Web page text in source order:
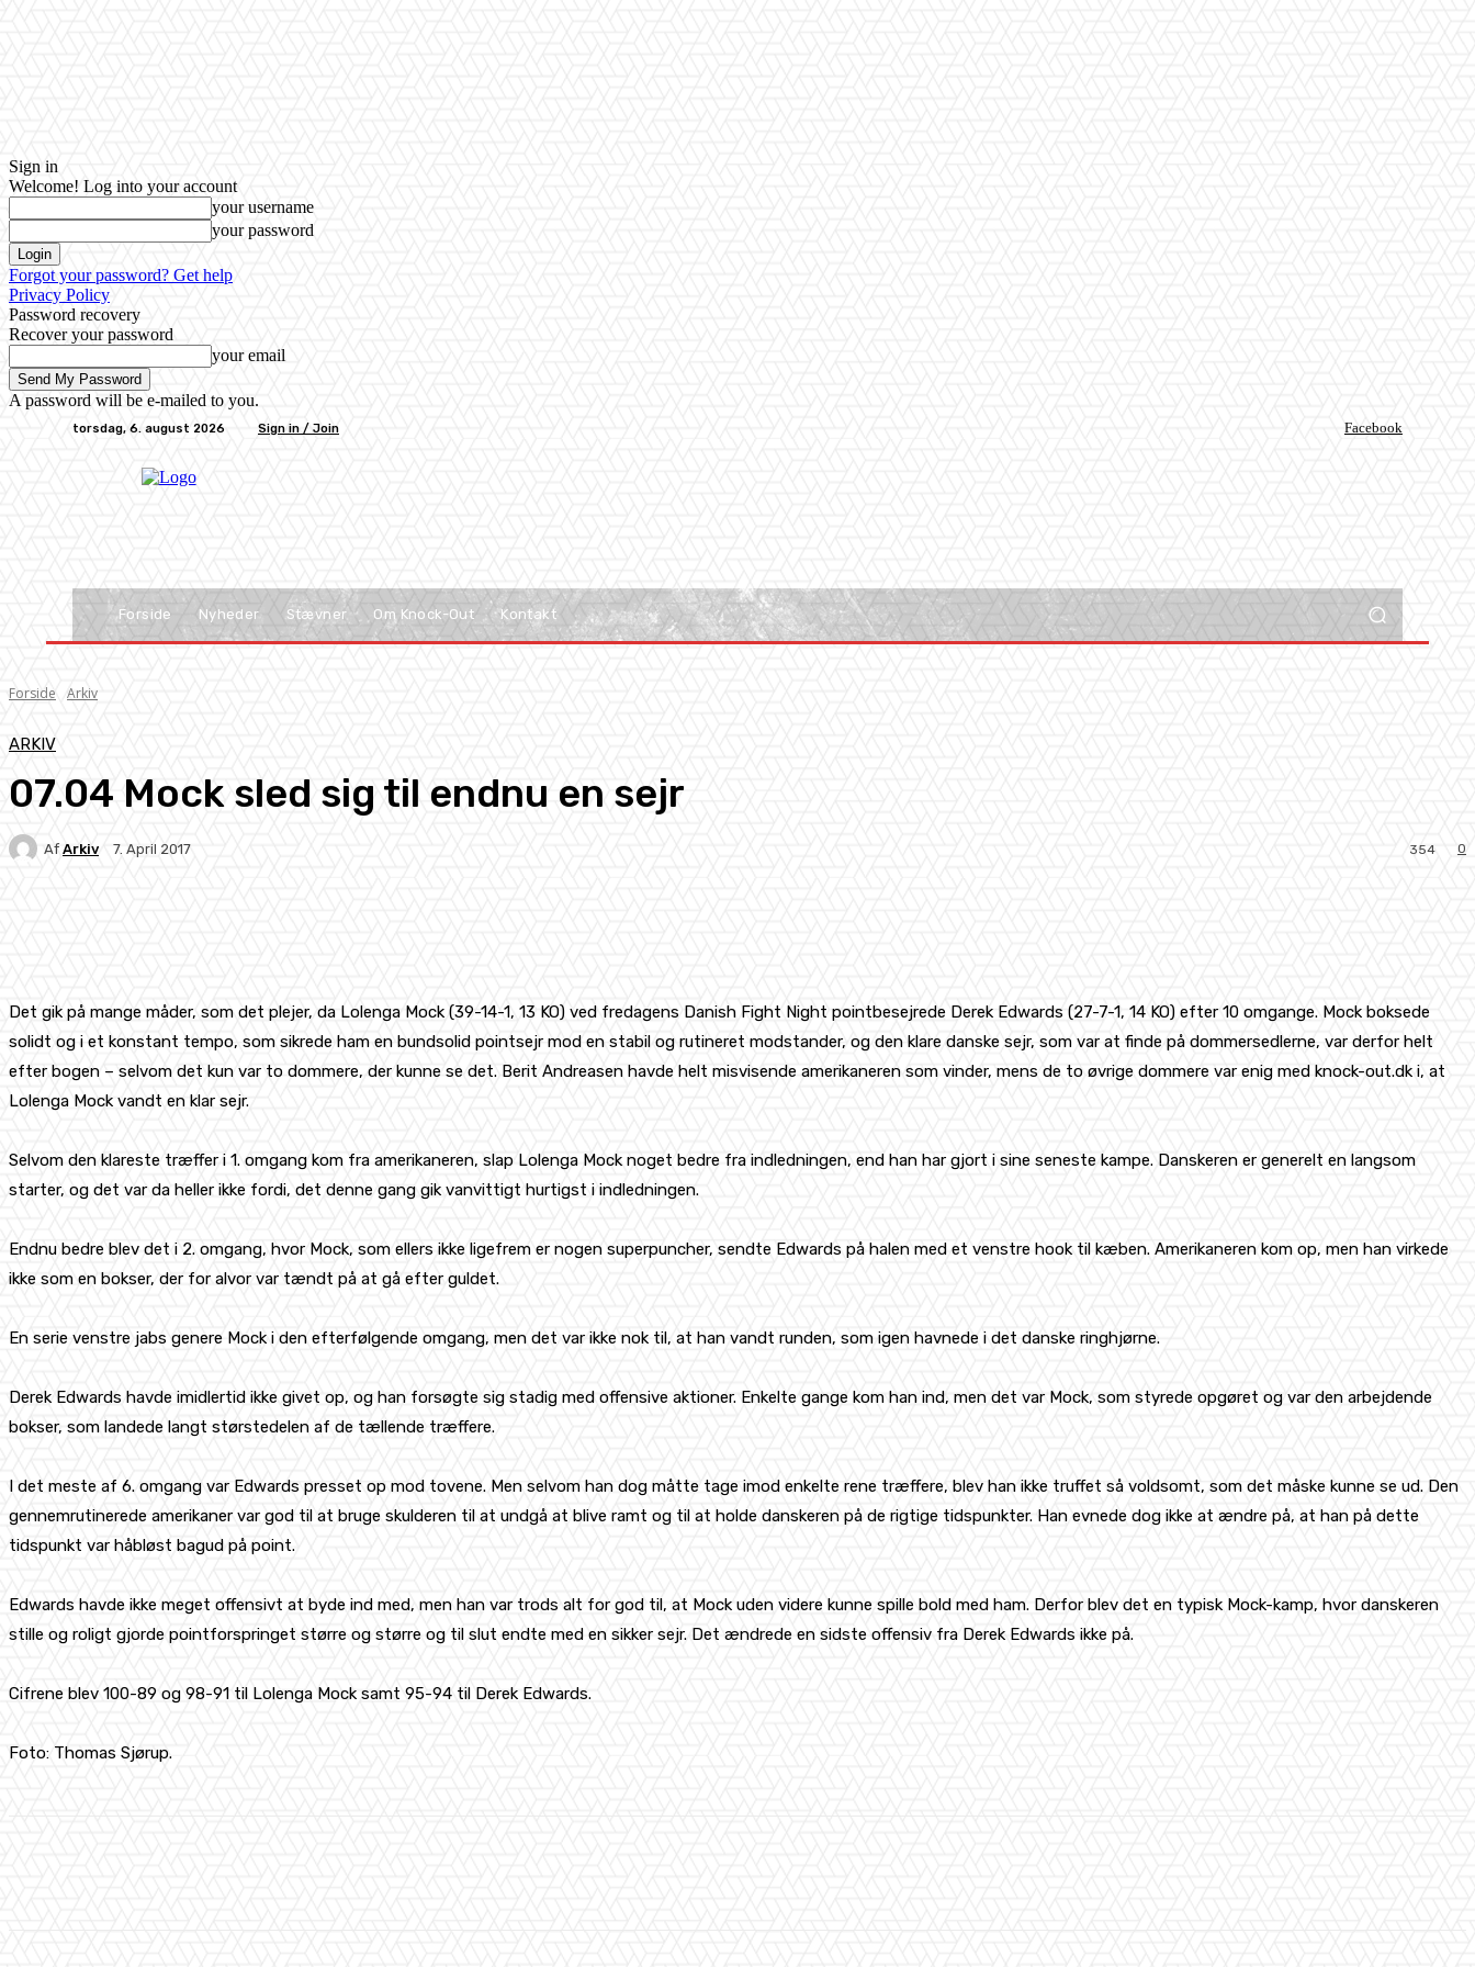
Sign in
Welcome! Log into your account
your username
your password
Forgot your password? Get help
Privacy Policy
Password recovery
Recover your password
your email
A password will be e-mailed to you.
torsdag, 6. august 2026 Sign in / Join Facebook
Forside Nyheder Stævner Om Knock-Out Kontakt
Forside Arkiv
ARKIV
07.04 Mock sled sig til endnu en sejr
Af Arkiv 7. April 2017 0
354
Det gik på mange måder, som det plejer, da Lolenga Mock (39-14-1, 13 KO) ved fredagens Danish Fight Night pointbesejrede Derek Edwards (27-7-1, 14 KO) efter 10 omgange. Mock boksede
solidt og i et konstant tempo, som sikrede ham en bundsolid pointsejr mod en stabil og rutineret modstander, og den klare danske sejr, som var at finde på dommersedlerne, var derfor helt
efter bogen – selvom det kun var to dommere, der kunne se det. Berit Andreasen havde helt misvisende amerikaneren som vinder, mens de to øvrige dommere var enig med knock-out.dk i, at
Lolenga Mock vandt en klar sejr.
Selvom den klareste træffer i 1. omgang kom fra amerikaneren, slap Lolenga Mock noget bedre fra indledningen, end han har gjort i sine seneste kampe. Danskeren er generelt en langsom
starter, og det var da heller ikke fordi, det denne gang gik vanvittigt hurtigst i indledningen.
Endnu bedre blev det i 2. omgang, hvor Mock, som ellers ikke ligefrem er nogen superpuncher, sendte Edwards på halen med et venstre hook til kæben. Amerikaneren kom op, men han virkede
ikke som en bokser, der for alvor var tændt på at gå efter guldet.
En serie venstre jabs genere Mock i den efterfølgende omgang, men det var ikke nok til, at han vandt runden, som igen havnede i det danske ringhjørne.
Derek Edwards havde imidlertid ikke givet op, og han forsøgte sig stadig med offensive aktioner. Enkelte gange kom han ind, men det var Mock, som styrede opgøret og var den arbejdende
bokser, som landede langt størstedelen af de tællende træffere.
I det meste af 6. omgang var Edwards presset op mod tovene. Men selvom han dog måtte tage imod enkelte rene træffere, blev han ikke truffet så voldsomt, som det måske kunne se ud. Den
gennemrutinerede amerikaner var god til at bruge skulderen til at undgå at blive ramt og til at holde danskeren på de rigtige tidspunkter. Han evnede dog ikke at ændre på, at han på dette
tidspunkt var håbløst bagud på point.
Edwards havde ikke meget offensivt at byde ind med, men han var trods alt for god til, at Mock uden videre kunne spille bold med ham. Derfor blev det en typisk Mock-kamp, hvor danskeren
stille og roligt gjorde pointforspringet større og større og til slut endte med en sikker sejr. Det ændrede en sidste offensiv fra Derek Edwards ikke på.
Cifrene blev 100-89 og 98-91 til Lolenga Mock samt 95-94 til Derek Edwards.
Foto: Thomas Sjørup.